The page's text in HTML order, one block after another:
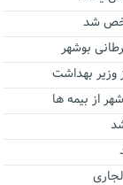
شد
بوشهر
بهداشت